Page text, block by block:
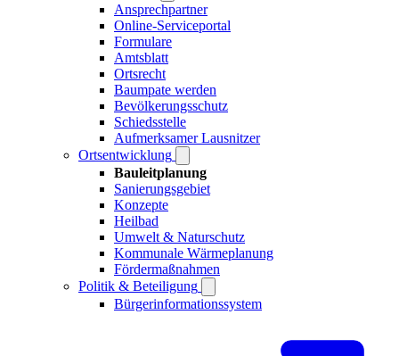
Ansprechpartner
Online-Serviceportal
Formulare
Amtsblatt
Ortsrecht
Baumpate werden
Bevölkerungsschutz
Schiedsstelle
Aufmerksamer Lausnitzer
Ortsentwicklung
Bauleitplanung
Sanierungsgebiet
Konzepte
Heilbad
Umwelt & Naturschutz
Kommunale Wärmeplanung
Fördermaßnahmen
Politik & Beteiligung
Bürgerinformationssystem